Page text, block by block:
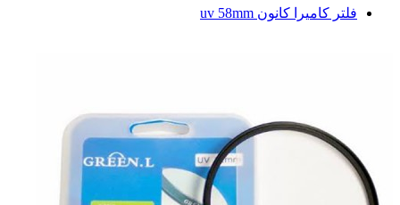
فلتر كاميرا كانون uv 58mm